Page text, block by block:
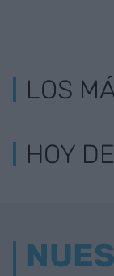
LOS
HOY